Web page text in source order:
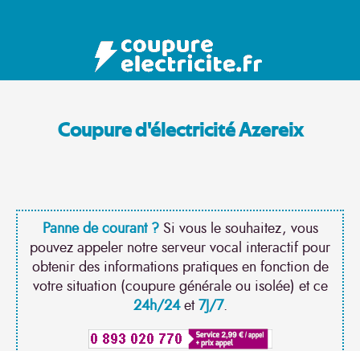
Coupure d'électricité Azereix
Panne de courant ?Si vous le souhaitez, vous
pouvez appeler notre serveur vocal interactif pour
obtenir des informations pratiques en fonction de
votre situation (coupure générale ou isolée) et ce
24h/24et7J/7.